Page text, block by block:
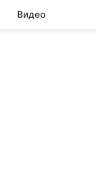
Видео